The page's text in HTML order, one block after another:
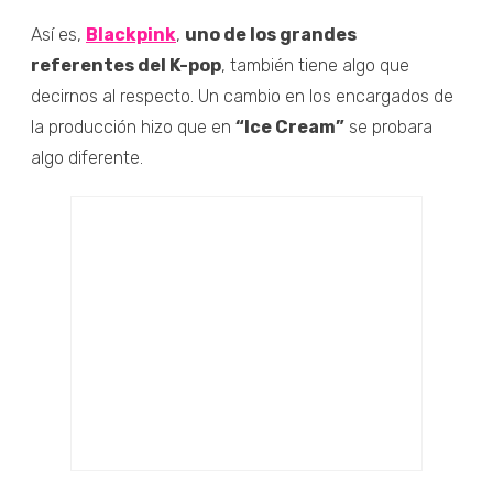
Así es, Blackpink, uno de los grandes
referentes del K-pop, también tiene algo que
decirnos al respecto. Un cambio en los encargados de
la producción hizo que en “Ice Cream” se probara
algo diferente.